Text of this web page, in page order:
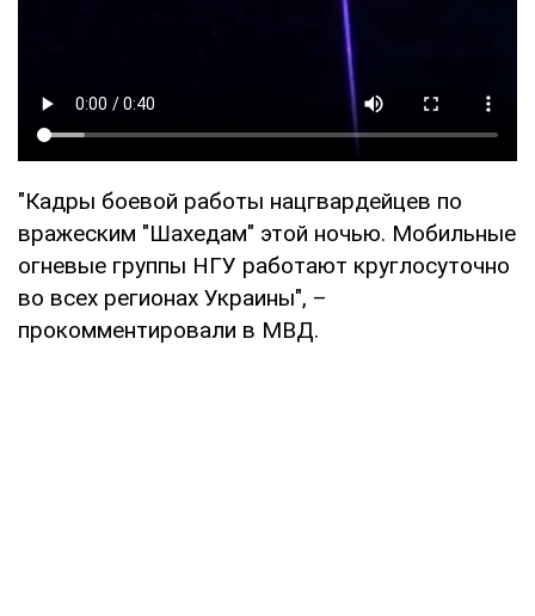
"Кадры боевой работы нацгвардейцев по
вражеским "Шахедам" этой ночью. Мобильные
огневые группы НГУ работают круглосуточно
во всех регионах Украины", –
прокомментировали в МВД.